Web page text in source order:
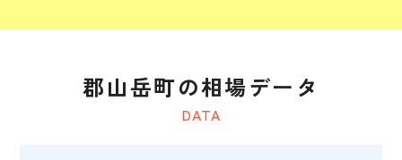
DATA
郡山岳町の相場データ